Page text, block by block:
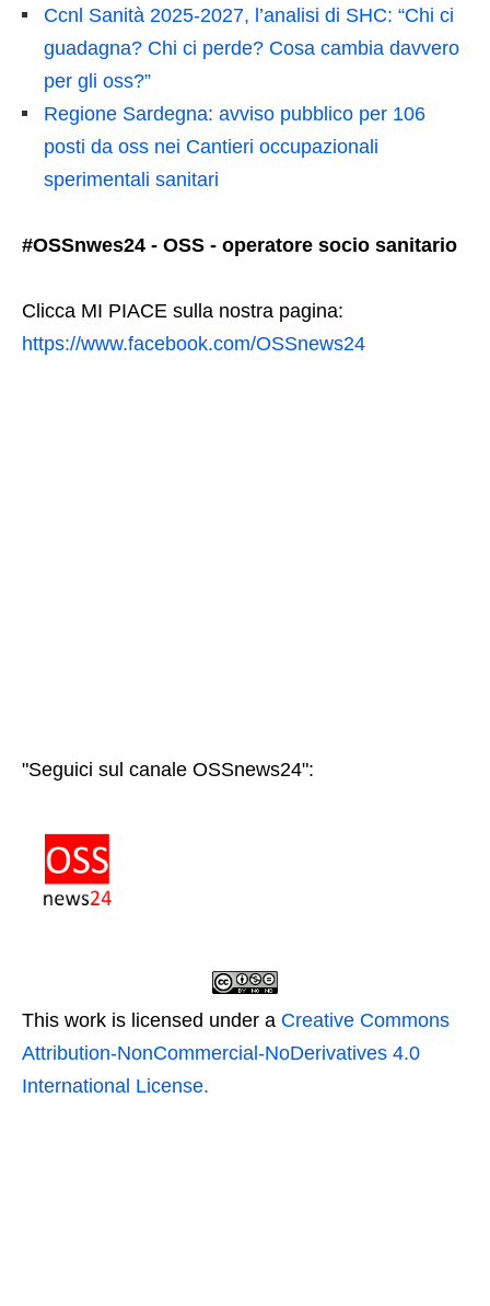
Ccnl Sanità 2025-2027, l’analisi di SHC: “Chi ci
guadagna? Chi ci perde? Cosa cambia davvero
per gli oss?”
Regione Sardegna: avviso pubblico per 106
posti da oss nei Cantieri occupazionali
sperimentali sanitari
#OSSnwes24 - OSS - operatore socio sanitario
Clicca MI PIACE sulla nostra pagina:
https://www.facebook.com/OSSnews24
"Seguici sul canale OSSnews24":
This work is licensed under a Creative Commons
Attribution-NonCommercial-NoDerivatives 4.0
International License.